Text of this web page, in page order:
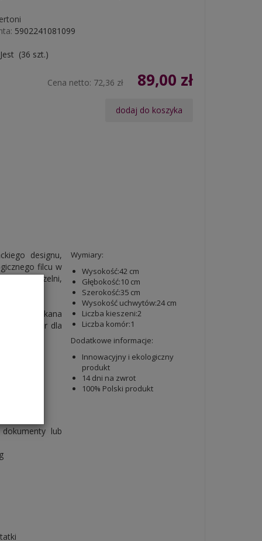
5902241081099
Jest (36 szt.)
Cena netto: 72,36 zł 89,00 zł
dodaj do koszyka
designu,
filcu w
na uczelni,
a zamykana
wybór dla
lub
Wymiary:
Wysokość:42 cm
Głębokość:10 cm
Szerokość:35 cm
Wysokość uchwytów:24 cm
Liczba kieszeni:2
Liczba komór:1
Dodatkowe informacje:
Innowacyjny i ekologiczny
produkt
14 dni na zwrot
100% Polski produkt